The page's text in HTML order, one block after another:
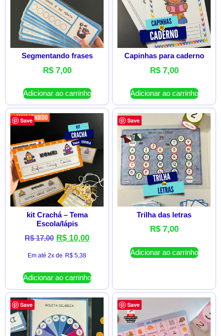
Segmentando frases
R$7,00
Adicionar ao carrinho
Capinhas para caderno
R$7,00
Adicionar ao carrinho
Save
kit Crachá – Tema
Escola/lápis
R$17,00 R$10,00
Em até 2x de R$ 5,38
Adicionar ao carrinho
Save
Trilha das letras
R$7,00
Adicionar ao carrinho
Save Save